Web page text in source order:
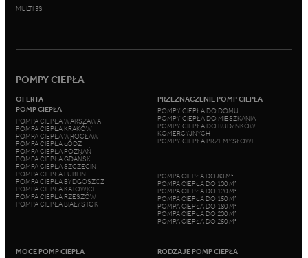
MULTI 3S
POMPY CIEPŁA
OFERTA
POMP CIEPŁA
POMPA CIEPŁA WARSZAWA
POMPA CIEPŁA KRAKÓW
POMPA CIEPŁA WROCŁAW
POMPA CIEPŁA ŁÓDŹ
POMPA CIEPŁA POZNAŃ
POMPA CIEPŁA GDAŃSK
POMPA CIEPŁA SZCZECIN
POMPA CIEPŁA LUBLIN
POMPA CIEPŁA BYDGOSZCZ
POMPA CIEPŁA KATOWICE
POMPA CIEPŁA RZESZÓW
POMPA CIEPŁA BIAŁYSTOK
PRZEZNACZENIE POMP CIEPŁA
POMPY CIEPŁA DO DOMU
POMPY CIEPŁA DO MIESZKANIA
POMPY CIEPŁA DO BUDYNKÓW
KOMERCYJNYCH
POMPY CIEPŁA PRZEMYSŁOWE
POMPA CIEPŁA DO 80 M²
POMPA CIEPŁA DO 100 M²
POMPA CIEPŁA DO 120 M²
POMPA CIEPŁA DO 150 M²
POMPA CIEPŁA DO 180 M²
POMPA CIEPŁA DO 200 M²
POMPA CIEPŁA DO 250 M²
MOCE POMP CIEPŁA RODZAJE POMP CIEPŁA